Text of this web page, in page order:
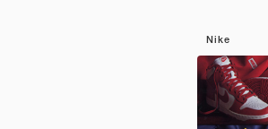
Nike